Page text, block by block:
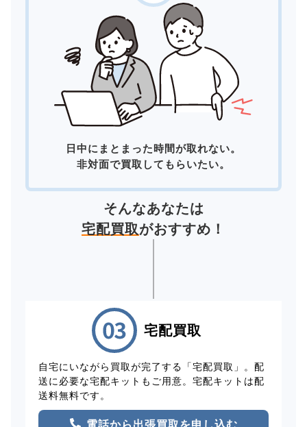
日中にまとまった時間が取れない。
非対面で買取してもらいたい。
そんなあなたは
宅配買取がおすすめ！
宅配買取
自宅にいながら買取が完了する「宅配買取」。配
送に必要な宅配キットもご用意。宅配キットは配
送料無料です。
電話から出張買取を申し込む